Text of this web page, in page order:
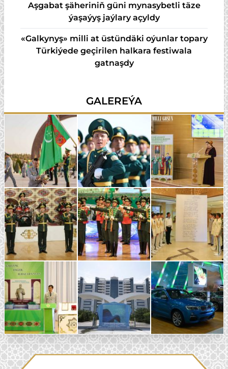
Aşgabat şäheriniň güni mynasybetli täze
ýaşaýyş jaýlary açyldy
«Galkynyş» milli at üstündäki oýunlar topary
Türkiýede geçirilen halkara festiwala
gatnaşdy
GALEREÝA